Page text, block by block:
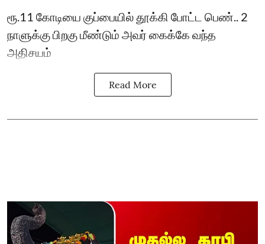
ரூ.11 கோடியை குப்பையில் தூக்கி போட்ட பெண்.. 2
நாளுக்கு பிறகு மீண்டும் அவர் கைக்கே வந்த
அதிசயம்
Read More